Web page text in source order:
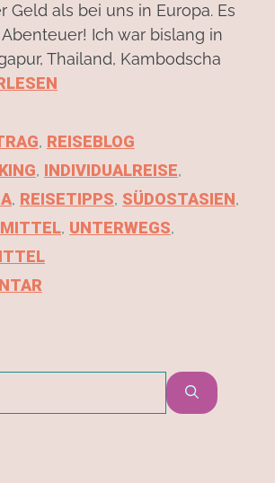
Geld als bei uns in Europa. Es
Ich war bislang in
Thailand, Kambodscha
, REISEBLOG
, INDIVIDUALREISE,
, REISETIPPS, SÜDOSTASIEN,
, UNTERWEGS,